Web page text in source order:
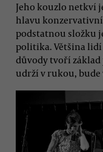
Jeho kouzlo netkví
hlavu
podstatnou složku
politika. Většina lidí
důvody tvoří základ
udrží v rukou, bude